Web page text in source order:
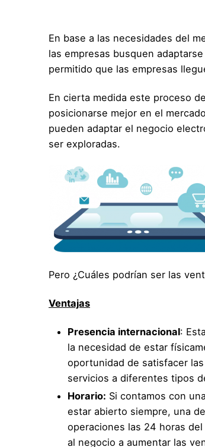
En base a las necesidades del
las empresas busquen
permitido que las empresas
En cierta medida este proceso
posicionarse mejor en el
pueden adaptar el negocio
ser exploradas.
Pero ¿Cuáles podrían ser las
Ventajas
Presencia internacional:
la necesidad de estar
oportunidad de satisfacer
servicios a diferentes tipos
Horario: Si contamos con
estar abierto siempre, una
operaciones las 24 horas
al negocio a aumentar las